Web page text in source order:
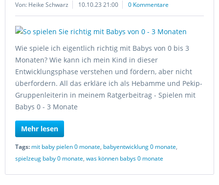
Von: Heike Schwarz 10.10.23 21:00 0 Kommentare
Wie spiele ich eigentlich richtig mit Babys von 0 bis 3
Monaten? Wie kann ich mein Kind in dieser
Entwicklungsphase verstehen und fördern, aber nicht
überfordern. All das erkläre ich als Hebamme und Pekip-
Gruppenleiterin in meinem Ratgerbeitrag - Spielen mit
Babys 0 - 3 Monate
Mehr lesen
Tags: mit baby pielen 0 monate, babyentwicklung 0 monate,
spielzeug baby 0 monate, was können babys 0 monate